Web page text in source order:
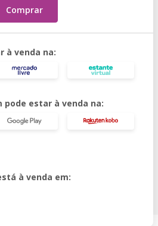
Comprar
à venda na:
pode estar à venda na:
à venda em: